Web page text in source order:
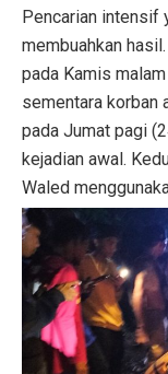
Pencarian intensif
membuahkan
pada Kamis
sementara korban
pada Jumat pagi
kejadian awal.
Waled